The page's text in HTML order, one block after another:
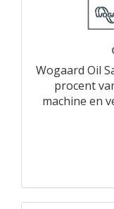
Wogaard Oil
procent
machine en